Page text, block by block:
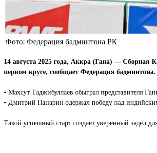
Фото: Федерация бадминтона РК
14 августа 2025 года, Аккра (Гана) — Сборная
первом круге, сообщает Федерация бадминтона.
• Махсут Таджибуллаев обыграл представителя
• Дмитрий Панарин одержал победу над
Такой успешный старт создаёт уверенный задел